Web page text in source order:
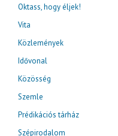
Oktass, hogy éljek!
Vita
Közlemények
Idővonal
Közösség
Szemle
Prédikációs tárház
Szépirodalom